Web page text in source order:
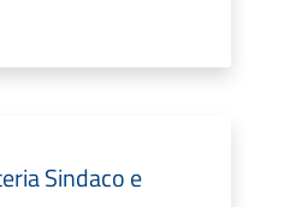
Sindaco e